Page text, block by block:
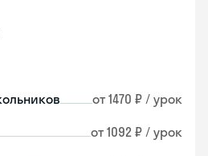
от 1470 ₽ / урок
от 1092 ₽ / урок